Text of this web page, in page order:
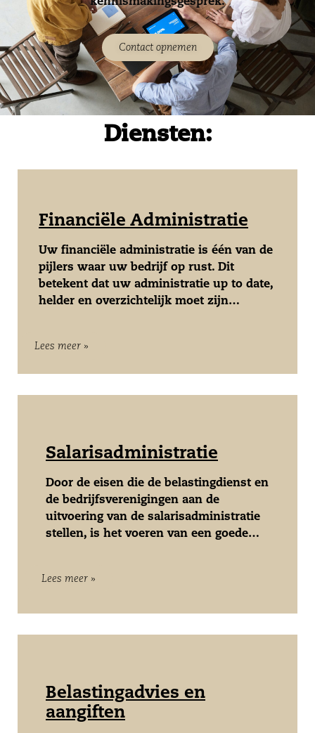
Contact opnemen
Diensten:
Financiële Administratie
Uw financiële administratie is één van de
pijlers waar uw bedrijf op rust. Dit
betekent dat uw administratie up to date,
helder en overzichtelijk moet zijn…
Lees meer »
Salarisadministratie
Door de eisen die de belastingdienst en
de bedrijfsverenigingen aan de
uitvoering van de salarisadministratie
stellen, is het voeren van een goede…
Lees meer »
Belastingadvies en
aangiften